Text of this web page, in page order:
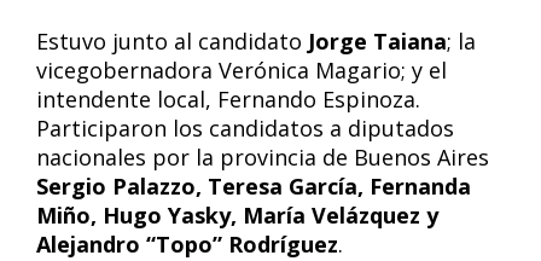
Estuvo junto al candidato Jorge Taiana; la
vicegobernadora Verónica Magario; y el
intendente local, Fernando Espinoza.
Participaron los candidatos a diputados
nacionales por la provincia de Buenos Aires
Sergio Palazzo, Teresa García, Fernanda
Miño, Hugo Yasky, María Velázquez y
Alejandro “Topo” Rodríguez.